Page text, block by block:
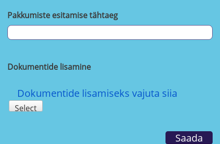
Pakkumiste esitamise tähtaeg
Dokumentide lisamine
Dokumentide lisamiseks vajuta siia
Select
Saada